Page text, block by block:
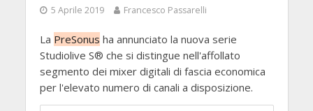
5 Aprile 2019 Francesco Passarelli
La PreSonus ha annunciato la nuova serie
Studiolive S® che si distingue nell'affollato
segmento dei mixer digitali di fascia economica
per l'elevato numero di canali a disposizione.